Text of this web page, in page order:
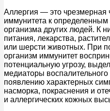
Аллергия — это чрезмерная
иммунитета к
организма других людей. К
питания, лекарства,
или шерсти животных. При
организм иммунитет
потенциальную угрозу,
медиаторы
появлению характерных
насморка, покраснения и
и аллергических кожных